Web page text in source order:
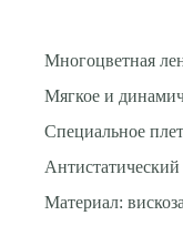
Многоцветная
Мягкое и
Специальное
Антистатический
Материал: вискоза